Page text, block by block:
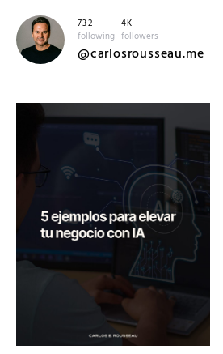
732
following
4K
followers
@carlosrousseau.me